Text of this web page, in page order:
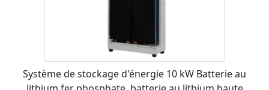
Système de stockage d'énergie 10 kW Batterie au